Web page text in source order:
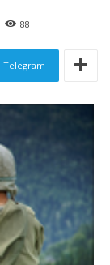
88
Telegram